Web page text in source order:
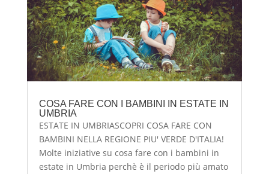
COSA FARE CON I BAMBINI IN ESTATE IN
UMBRIA
ESTATE IN UMBRIASCOPRI COSA FARE CON
BAMBINI NELLA REGIONE PIU' VERDE D'ITALIA!
Molte iniziative su cosa fare con i bambini in
estate in Umbria perchè è il periodo più amato